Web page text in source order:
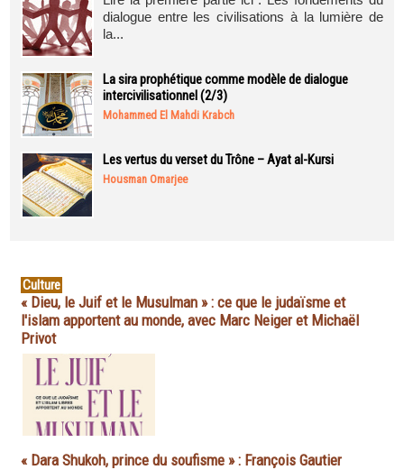
dialogue entre les civilisations à la lumière de
la...
La sira prophétique comme modèle de dialogue
intercivilisationnel (2/3)
Mohammed El Mahdi Krabch
Les vertus du verset du Trône – Ayat al-Kursi
Housman Omarjee
Culture
« Dieu, le Juif et le Musulman » : ce que le judaïsme et
l'islam apportent au monde, avec Marc Neiger et Michaël
Privot
« Dara Shukoh, prince du soufisme » : François Gautier